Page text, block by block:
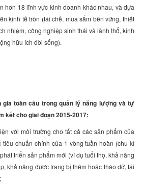
hơn 18 lĩnh vực kinh doanh khác nhau, và dựa
kinh tế tròn (tái chế, mua sắm bền vững, thiết
nhiệm, công nghiệp sinh thái và lãnh thổ, kinh
hữu ích đời sống).
gia toàn cầu trong quản lý năng lượng và tự
kết cho giai đoạn 2015-2017:
với môi trường cho tất cả các sản phẩm của
tiêu chuẩn chính của 1 vòng tuần hoàn (chu kì
triển sản phẩm mới (ví dụ tuổi thọ, khả năng
khả năng được trang bị thêm hoặc tháo dỡ, tái